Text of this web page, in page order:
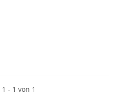
- 1 von 1